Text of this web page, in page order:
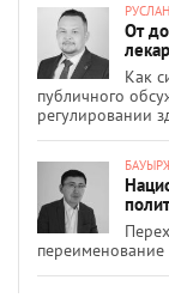
От
Как
публичного
регулировании